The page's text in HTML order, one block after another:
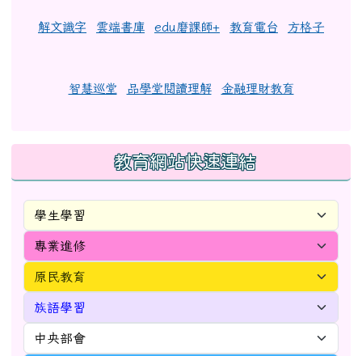
解文識字 雲端書庫 edu磨課師+ 教育電台 方格子
智慧巡堂 品學堂閱讀理解 金融理財教育
教育網站快速連結